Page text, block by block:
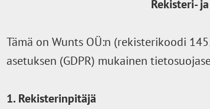
Rekisteri-
Tämä on Wunts OÜ:n (rekisterikoodi
asetuksen (GDPR) mukainen
1. Rekisterinpitäjä